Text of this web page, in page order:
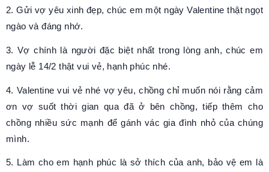
2. Gửi vợ yêu xinh đẹp, chúc em một ngày Valentine thật ngọt
ngào và đáng nhớ.
3. Vợ chính là người đặc biệt nhất trong lòng anh, chúc em
ngày lễ 14/2 thật vui vẻ, hạnh phúc nhé.
4. Valentine vui vẻ nhé vợ yêu, chồng chỉ muốn nói rằng cảm
ơn vợ suốt thời gian qua đã ở bên chồng, tiếp thêm cho
chồng nhiều sức mạnh để gánh vác gia đình nhỏ của chúng
mình.
5. Làm cho em hạnh phúc là sở thích của anh, bảo vệ em là